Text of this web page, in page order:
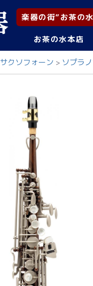
楽器の街”お茶の
お茶の水本店
サクソフォーン ソプラ